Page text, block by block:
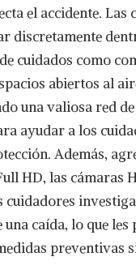
el accidente. Las
discretamente
cuidados como
abiertos al
una valiosa red
ayudar a los
Además,
HD, las cámaras
cuidadores
una caída, lo que les
preventivas